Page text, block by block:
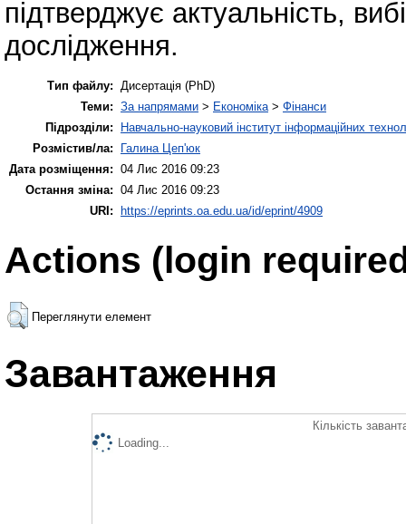
підтверджує актуальність,
дослідження.
Тип файлу:
Дисертація (PhD)
Теми: За напрямами > Економіка > Фінанси
Підрозділи:
Навчально-науковий інститут інформаційних
Розмістив/ла:
Галина Цеп'юк
Дата розміщення: 04 Лис 2016 09:23
Остання зміна: 04 Лис 2016 09:23
URI: https://eprints.oa.edu.ua/id/eprint/4909
Actions (login
Переглянути елемент
Завантаження
Кількість
Loading...